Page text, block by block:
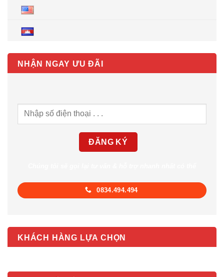
NHẬN NGAY ƯU ĐÃI
0834.494.494
KHÁCH HÀNG LỰA CHỌN